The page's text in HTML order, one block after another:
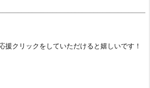
援クリックをしていただけると嬉しいです！